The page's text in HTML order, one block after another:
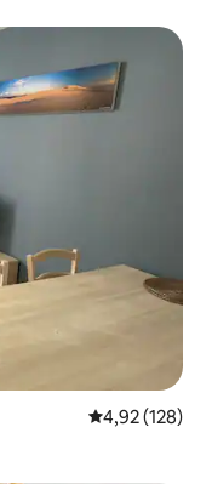
Priemerné
4,92 (128)